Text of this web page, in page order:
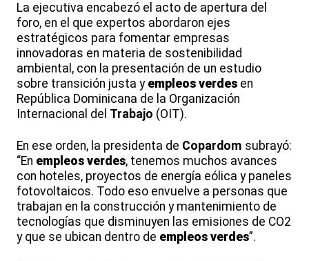
La ejecutiva encabezó el acto de apertura del
foro, en el que expertos abordaron ejes
estratégicos para fomentar empresas
innovadoras en materia de sostenibilidad
ambiental, con la presentación de un estudio
sobre transición justa y empleos verdes en
República Dominicana de la Organización
Internacional del Trabajo (OIT).
En ese orden, la presidenta de Copardom subrayó:
“En empleos verdes, tenemos muchos avances
con hoteles, proyectos de energía eólica y paneles
fotovoltaicos. Todo eso envuelve a personas que
trabajan en la construcción y mantenimiento de
tecnologías que disminuyen las emisiones de CO2
y que se ubican dentro de empleos verdes”.